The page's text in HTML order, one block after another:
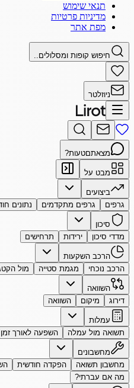
תנאי שימוש
מדיניות פרטיות
מפת אתר
חיפוש קופות ומסלולים..
ניוזלטר
מצאתםטעות?
מבט על
ביצועים
גרפים
גרפים מתקדמים נתונים
סיכון
מדדי סיכון
ירידות תרחישים
הרכב השקעות
הרכב נוכחי
מגמת סטייה מול
השוואה
דירוג
מיקום השוואה
עמלות
תשואה מול עמלה
השפעה לאורך זמן
מחשבונים
מחשבון תשואה
הפקדה חודשית
מה אם עברתי?